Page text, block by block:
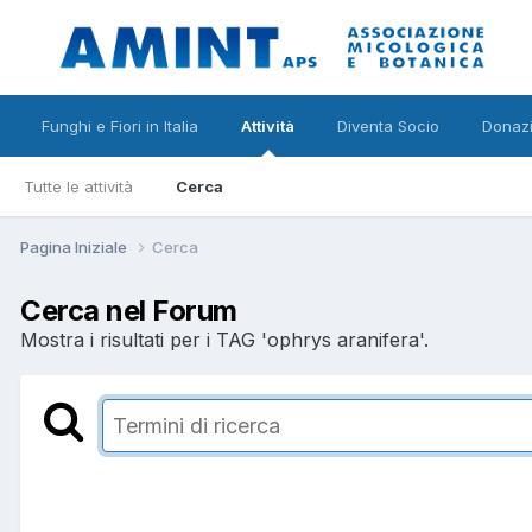
Funghi e Fiori in Italia Attività
Tutte le attività Cerca
Diventa Socio
Pagina Iniziale Cerca
Cerca nel Forum
Mostra i risultati per i TAG 'ophrys aranifera'.